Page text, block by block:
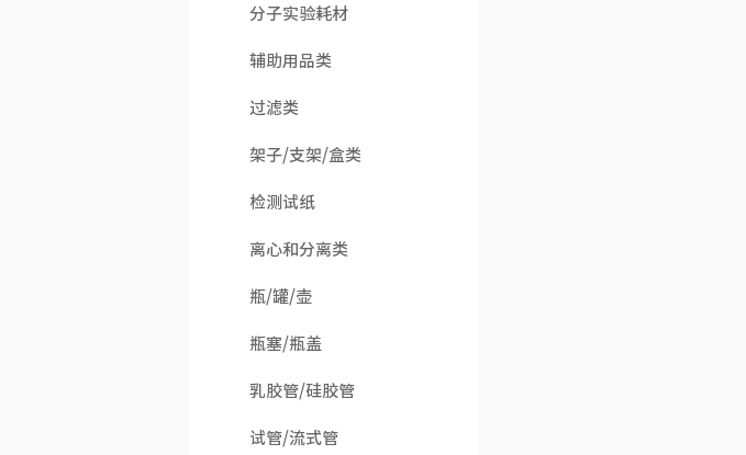
分子实验耗材
辅助用品类
过滤类
架子/支架/盒类
检测试纸
离心和分离类
瓶/罐/壶
瓶塞/瓶盖
乳胶管/硅胶管
试管/流式管